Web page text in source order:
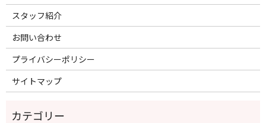
スタッフ紹介
お問い合わせ
プライバシーポリシー
サイトマップ